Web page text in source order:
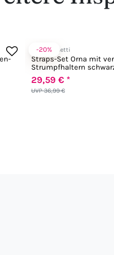
-20%
LivCo Corsetti
Straps-Set Orna mit
Strumpfhaltern
UVP 36,99 €
29,59 € *